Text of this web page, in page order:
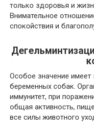
только здоровья и
Внимательное
спокойствия и
Особое значение
беременных собак.
иммунитет, при
общая активность,
все силы животного